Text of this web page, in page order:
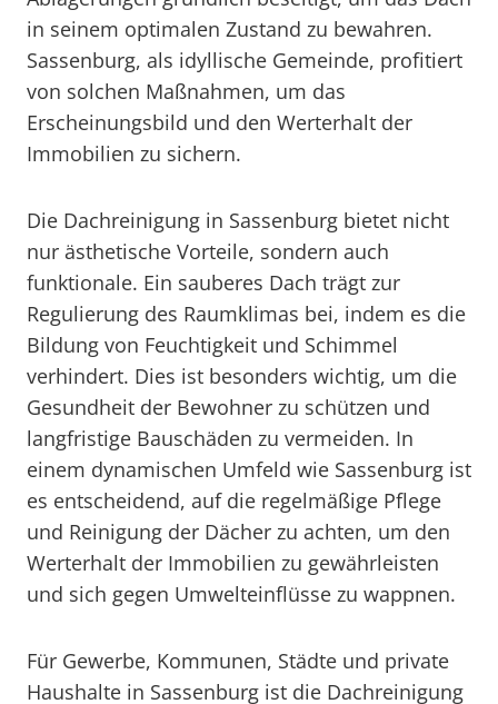
in seinem optimalen Zustand zu bewahren.
Sassenburg, als idyllische Gemeinde, profitiert
von solchen Maßnahmen, um das
Erscheinungsbild und den Werterhalt der
Immobilien zu sichern.
Die Dachreinigung in Sassenburg bietet nicht
nur ästhetische Vorteile, sondern auch
funktionale. Ein sauberes Dach trägt zur
Regulierung des Raumklimas bei, indem es die
Bildung von Feuchtigkeit und Schimmel
verhindert. Dies ist besonders wichtig, um die
Gesundheit der Bewohner zu schützen und
langfristige Bauschäden zu vermeiden. In
einem dynamischen Umfeld wie Sassenburg ist
es entscheidend, auf die regelmäßige Pflege
und Reinigung der Dächer zu achten, um den
Werterhalt der Immobilien zu gewährleisten
und sich gegen Umwelteinflüsse zu wappnen.
Für Gewerbe, Kommunen, Städte und private
Haushalte in Sassenburg ist die Dachreinigung